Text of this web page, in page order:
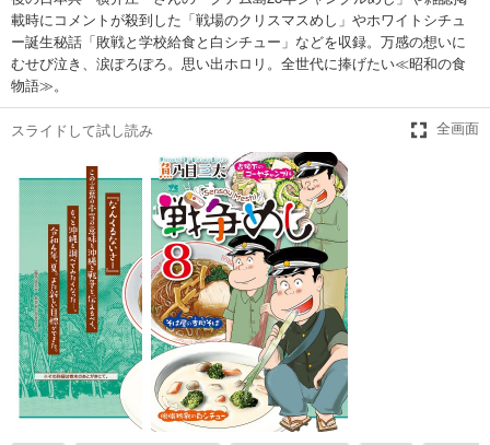
載時にコメントが殺到した「戦場のクリスマスめし」やホワイトシチュ
ー誕生秘話「敗戦と学校給食と白シチュー」などを収録。万感の想いに
むせび泣き、涙ぽろぽろ。思い出ホロリ。全世代に捧げたい≪昭和の食
物語≫。
スライドして試し読み 全画面